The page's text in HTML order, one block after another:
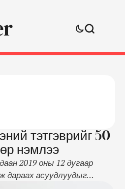
тэтгэврийг 50
нэмлээ
2019 оны 12 дугаар
дараах асуудлуудыг